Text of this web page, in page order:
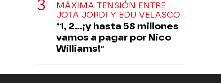
MÁXIMA TENSIÓN ENTRE
JOTA JORDI Y EDU VELASCO
"1, 2...¡y hasta 58 millones
vamos a pagar por Nico
Williams!"